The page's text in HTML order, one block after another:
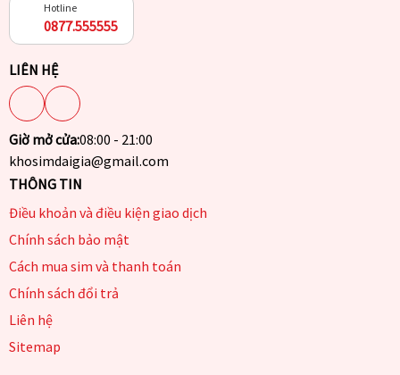
Hotline
0877.555555
LIÊN HỆ
Giờ mở cửa:08:00 - 21:00
khosimdaigia@gmail.com
THÔNG TIN
Điều khoản và điều kiện giao dịch
Chính sách bảo mật
Cách mua sim và thanh toán
Chính sách đổi trả
Liên hệ
Sitemap